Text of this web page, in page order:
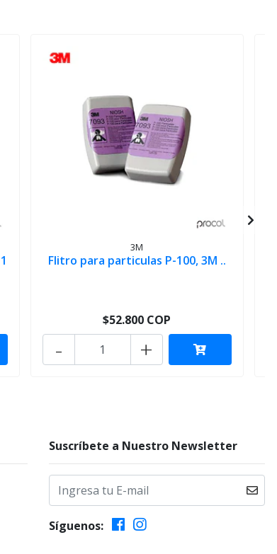
3M
Flitro para particulas P-100, 3M ..
$52.800 COP
+
-
Suscríbete a Nuestro Newsletter
Síguenos: